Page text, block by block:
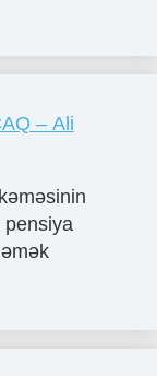
– Ali
pensiya